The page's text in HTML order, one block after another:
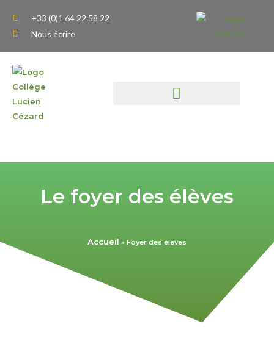
contenu
+33 (0)1 64 22 58 22
Nous écrire
Le foyer des élèves
Accueil » Foyer des élèves